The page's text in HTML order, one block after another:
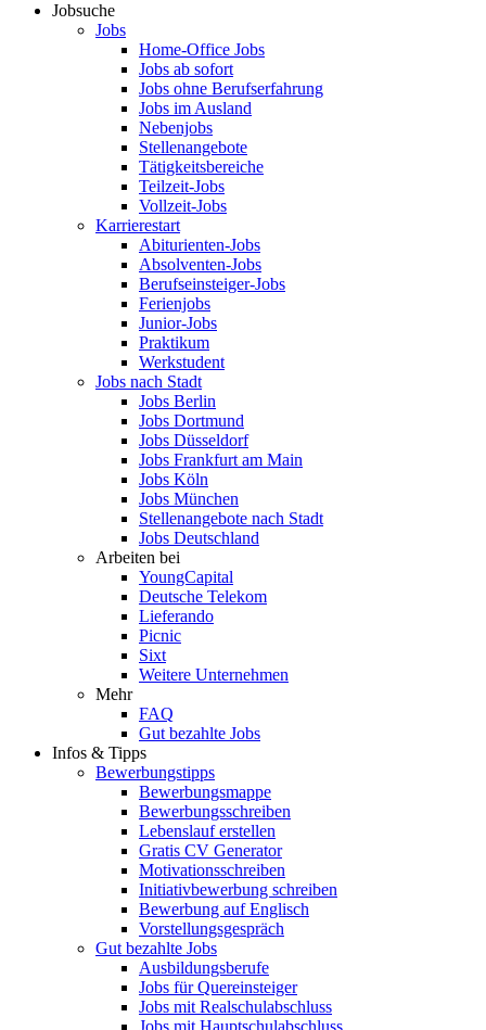
Jobsuche
Jobs
Home-Office Jobs
Jobs ab sofort
Jobs ohne Berufserfahrung
Jobs im Ausland
Nebenjobs
Stellenangebote
Tätigkeitsbereiche
Teilzeit-Jobs
Vollzeit-Jobs
Karrierestart
Abiturienten-Jobs
Absolventen-Jobs
Berufseinsteiger-Jobs
Ferienjobs
Junior-Jobs
Praktikum
Werkstudent
Jobs nach Stadt
Jobs Berlin
Jobs Dortmund
Jobs Düsseldorf
Jobs Frankfurt am Main
Jobs Köln
Jobs München
Stellenangebote nach Stadt
Jobs Deutschland
Arbeiten bei
YoungCapital
Deutsche Telekom
Lieferando
Picnic
Sixt
Weitere Unternehmen
Mehr
FAQ
Gut bezahlte Jobs
Infos & Tipps
Bewerbungstipps
Bewerbungsmappe
Bewerbungsschreiben
Lebenslauf erstellen
Gratis CV Generator
Motivationsschreiben
Initiativbewerbung schreiben
Bewerbung auf Englisch
Vorstellungsgespräch
Gut bezahlte Jobs
Ausbildungsberufe
Jobs für Quereinsteiger
Jobs mit Realschulabschluss
Jobs mit Hauptschulabschluss